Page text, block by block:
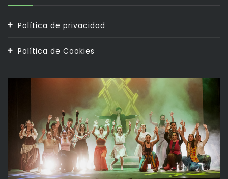
Política de privacidad
Política de Cookies